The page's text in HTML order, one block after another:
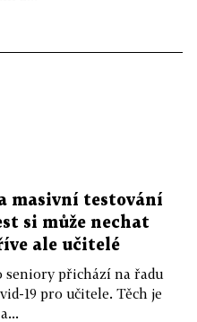
masivní testování
si může nechat
ale učitelé
seniory přichází na řadu
19 pro učitele. Těch je